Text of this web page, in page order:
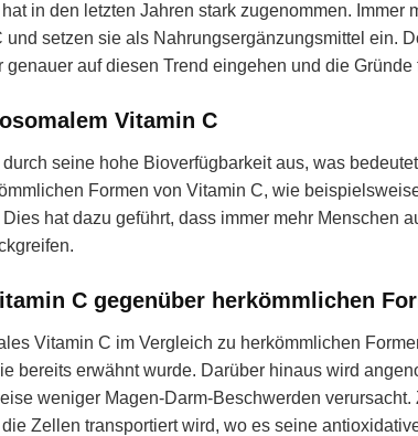
in den letzten Jahren stark zugenommen. Immer
setzen sie als Nahrungsergänzungsmittel ein.
auf diesen Trend eingehen und die
Vitamin C
seine hohe Bioverfügbarkeit aus, was
Formen von Vitamin C, wie
hat dazu geführt, dass immer mehr Menschen
C gegenüber herkömmlichen
Vitamin C im Vergleich zu herkömmlichen
bereits erwähnt wurde. Darüber hinaus wird
weniger Magen-Darm-Beschwerden
Zellen transportiert wird, wo es seine